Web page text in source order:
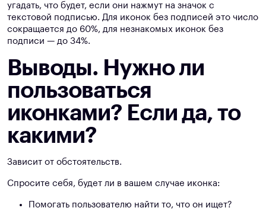
угадать, что будет, если они нажмут на значок с
текстовой подписью. Для иконок без подписей это число
сокращается до 60%, для незнакомых иконок без
подписи — до 34%.
Выводы. Нужно ли
пользоваться
иконками? Если да, то
какими?
Зависит от обстоятельств.
Спросите себя, будет ли в вашем случае иконка:
Помогать пользователю найти то, что он ищет?